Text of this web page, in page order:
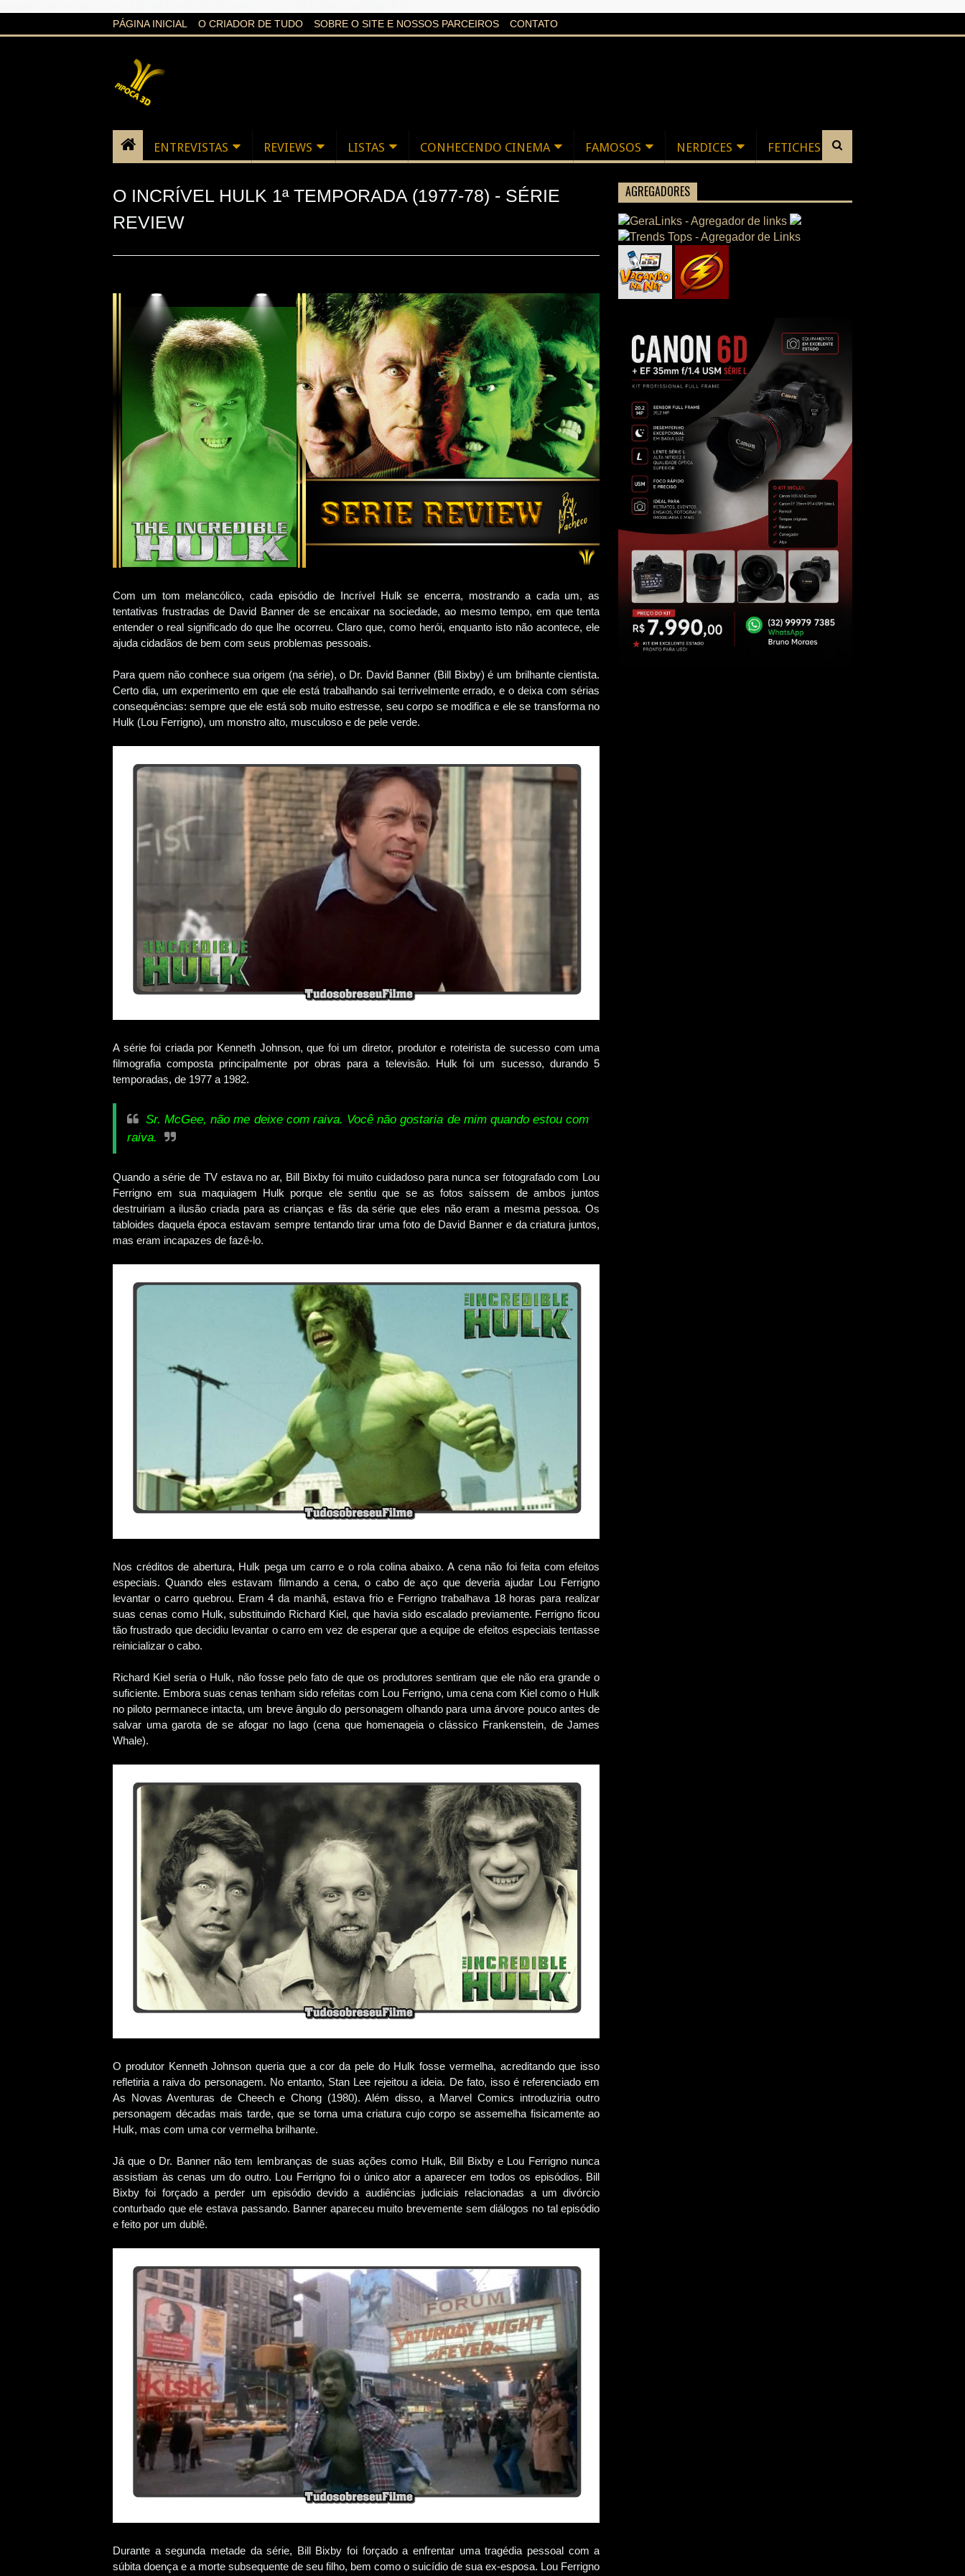
PÁGINA INICIAL O CRIADOR DE TUDO SOBRE O SITE E NOSSOS PARCEIROS CONTATO
ENTREVISTAS REVIEWS LISTAS CONHECENDO CINEMA FAMOSOS NERDICES FETICHES
O INCRÍVEL HULK 1ª TEMPORADA (1977-78) - SÉRIE
REVIEW
Com um tom melancólico, cada episódio de Incrível Hulk se encerra, mostrando a cada um, as
tentativas frustradas de David Banner de se encaixar na sociedade, ao mesmo tempo, em que tenta
entender o real significado do que lhe ocorreu. Claro que, como herói, enquanto isto não acontece, ele
ajuda cidadãos de bem com seus problemas pessoais.
Para quem não conhece sua origem (na série), o Dr. David Banner (Bill Bixby) é um brilhante cientista.
Certo dia, um experimento em que ele está trabalhando sai terrivelmente errado, e o deixa com sérias
consequências: sempre que ele está sob muito estresse, seu corpo se modifica e ele se transforma no
Hulk (Lou Ferrigno), um monstro alto, musculoso e de pele verde.
A série foi criada por Kenneth Johnson, que foi um diretor, produtor e roteirista de sucesso com uma
filmografia composta principalmente por obras para a televisão. Hulk foi um sucesso, durando 5
temporadas, de 1977 a 1982.
Sr. McGee, não me deixe com raiva. Você não gostaria de mim quando estou com
raiva.
Quando a série de TV estava no ar, Bill Bixby foi muito cuidadoso para nunca ser fotografado com Lou
Ferrigno em sua maquiagem Hulk porque ele sentiu que se as fotos saíssem de ambos juntos
destruiriam a ilusão criada para as crianças e fãs da série que eles não eram a mesma pessoa. Os
tabloides daquela época estavam sempre tentando tirar uma foto de David Banner e da criatura juntos,
mas eram incapazes de fazê-lo.
Nos créditos de abertura, Hulk pega um carro e o rola colina abaixo. A cena não foi feita com efeitos
especiais. Quando eles estavam filmando a cena, o cabo de aço que deveria ajudar Lou Ferrigno
levantar o carro quebrou. Eram 4 da manhã, estava frio e Ferrigno trabalhava 18 horas para realizar
suas cenas como Hulk, substituindo Richard Kiel, que havia sido escalado previamente. Ferrigno ficou
tão frustrado que decidiu levantar o carro em vez de esperar que a equipe de efeitos especiais tentasse
reinicializar o cabo.
Richard Kiel seria o Hulk, não fosse pelo fato de que os produtores sentiram que ele não era grande o
suficiente. Embora suas cenas tenham sido refeitas com Lou Ferrigno, uma cena com Kiel como o Hulk
no piloto permanece intacta, um breve ângulo do personagem olhando para uma árvore pouco antes de
salvar uma garota de se afogar no lago (cena que homenageia o clássico Frankenstein, de James
Whale).
O produtor Kenneth Johnson queria que a cor da pele do Hulk fosse vermelha, acreditando que isso
refletiria a raiva do personagem. No entanto, Stan Lee rejeitou a ideia. De fato, isso é referenciado em
As Novas Aventuras de Cheech e Chong (1980). Além disso, a Marvel Comics introduziria outro
personagem décadas mais tarde, que se torna uma criatura cujo corpo se assemelha fisicamente ao
Hulk, mas com uma cor vermelha brilhante.
Já que o Dr. Banner não tem lembranças de suas ações como Hulk, Bill Bixby e Lou Ferrigno nunca
assistiam às cenas um do outro. Lou Ferrigno foi o único ator a aparecer em todos os episódios. Bill
Bixby foi forçado a perder um episódio devido a audiências judiciais relacionadas a um divórcio
conturbado que ele estava passando. Banner apareceu muito brevemente sem diálogos no tal episódio
e feito por um dublê.
Durante a segunda metade da série, Bill Bixby foi forçado a enfrentar uma tragédia pessoal com a
súbita doença e a morte subsequente de seu filho, bem como o suicídio de sua ex-esposa. Lou Ferrigno
AGREGADORES